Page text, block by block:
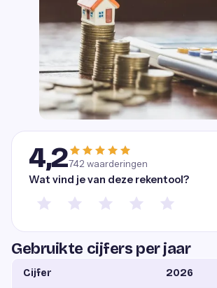
4,2742 waarderingen
Wat vind je van deze rekentool?
Gebruikte cijfers per jaar
Cijfer 2026